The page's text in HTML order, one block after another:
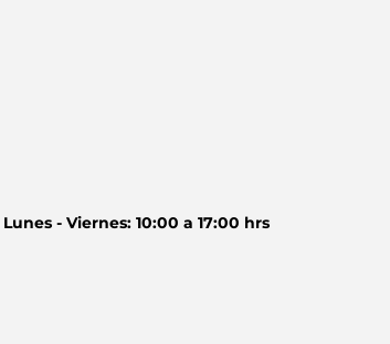
Lunes - Viernes: 10:00 a 17:00 hrs